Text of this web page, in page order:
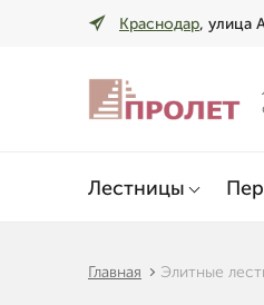
Краснодар, улица
Лестницы
Главная Элитные